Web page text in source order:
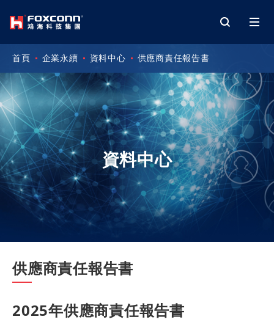
資料中心
首頁 企業永續 資料中心 供應商責任報告書
供應商責任報告書
2025年供應商責任報告書